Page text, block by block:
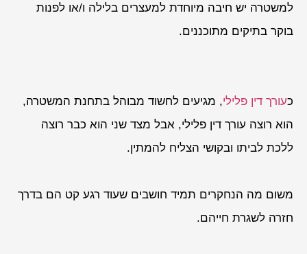
למשטרה יש חיבה מיוחדת למעצרים בלילה ו/או לפנות
בוקר בתיקים מתוכננים.
כעורך דין פלילי, מגיעים לחשוד מבוהל בתחנת המשטרה,
הוא רוצה עורך דין פלילי, אבל מצד שני הוא כבר רוצה
ללכת לביתו ובקושי הצליח להמתין.
משום מה הנחקרים תמיד חושבים שעוד רגע קט הם בדרך
חזרה לשגרת חייהם.